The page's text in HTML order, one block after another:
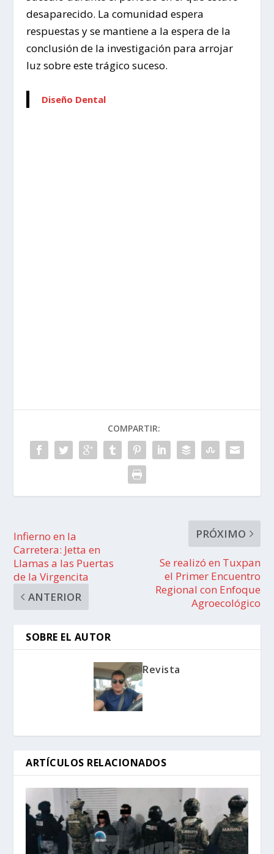
desaparecido. La comunidad espera
respuestas y se mantiene a la espera de la
conclusión de la investigación para arrojar
luz sobre este trágico suceso.
Diseño Dental
COMPARTIR:
Infierno en la
Carretera: Jetta en
Llamas a las Puertas
de la Virgencita
ANTERIOR
PRÓXIMO
Se realizó en Tuxpan
el Primer Encuentro
Regional con Enfoque
Agroecológico
SOBRE EL AUTOR
Revista
ARTÍCULOS RELACIONADOS